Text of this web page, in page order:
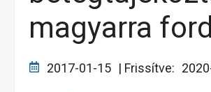
magyarra
2017-01-15 | Frissítve: